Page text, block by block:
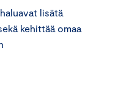
lisätä
kehittää omaa